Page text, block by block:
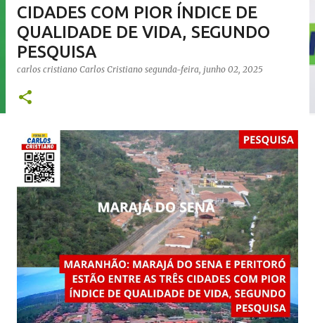
CIDADES COM PIOR ÍNDICE DE
QUALIDADE DE VIDA, SEGUNDO
PESQUISA
carlos cristiano Carlos Cristiano segunda-feira, junho 02, 2025